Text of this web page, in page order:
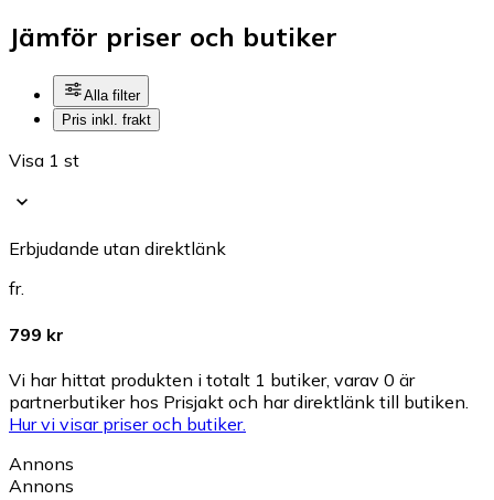
Jämför priser och butiker
Alla filter
Pris inkl. frakt
Visa 1 st
Erbjudande utan direktlänk
fr.
799 kr
Vi har hittat produkten i totalt 1 butiker, varav 0 är
partnerbutiker hos Prisjakt och har direktlänk till butiken.
Hur vi visar priser och butiker.
Annons
Annons